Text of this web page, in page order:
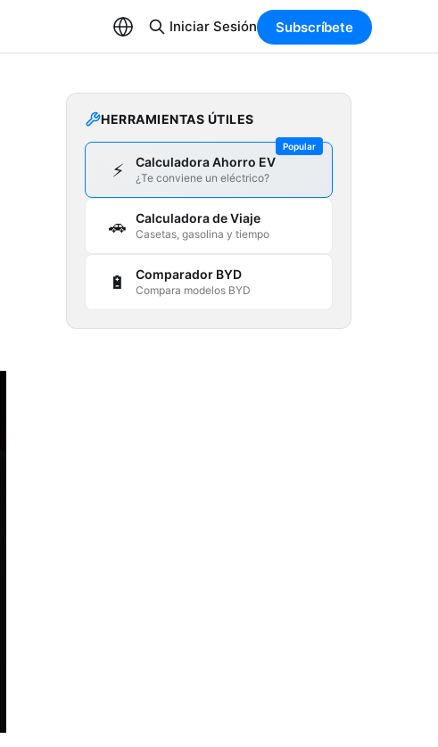
Iniciar Sesión Subscríbete
HERRAMIENTAS ÚTILES
Popular
⚡ Calculadora Ahorro EV
¿Te conviene un eléctrico?
🚗 Calculadora de Viaje
Casetas, gasolina y tiempo
🔋 Comparador BYD
Compara modelos BYD